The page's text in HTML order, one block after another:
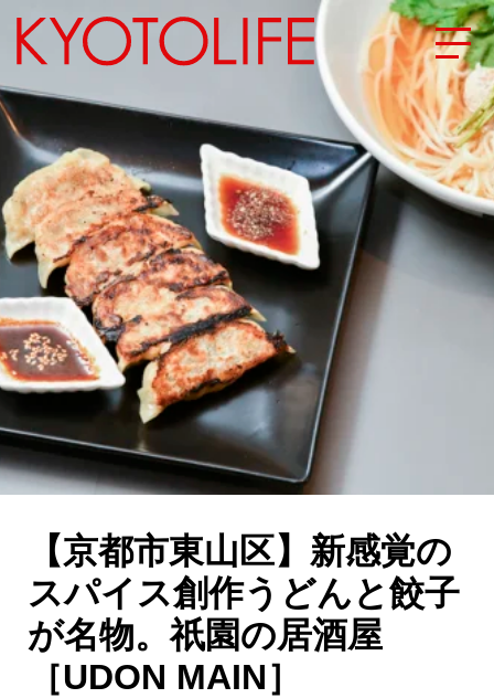
エリアから探す
地図から探す
カテゴリーから探す
SPECIAL
NEW OPEN
SERIES
CULTURE
ABOUT US
Instagram
チケットプレゼント応募
【京都市東山区】新感覚の
スパイス創作うどんと餃子
が名物。祇園の居酒屋
［UDON MAIN］